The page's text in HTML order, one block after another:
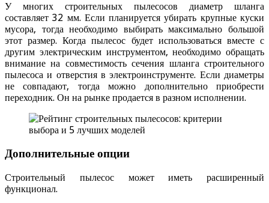
У многих строительных пылесосов диаметр шланга
составляет 32 мм. Если планируется убирать крупные куски
мусора, тогда необходимо выбирать максимально большой
этот размер. Когда пылесос будет использоваться вместе с
другим электрическим инструментом, необходимо обращать
внимание на совместимость сечения шланга строительного
пылесоса и отверстия в электроинструменте. Если диаметры
не совпадают, тогда можно дополнительно приобрести
переходник. Он на рынке продается в разном исполнении.
Дополнительные опции
Строительный пылесос может иметь расширенный
функционал.